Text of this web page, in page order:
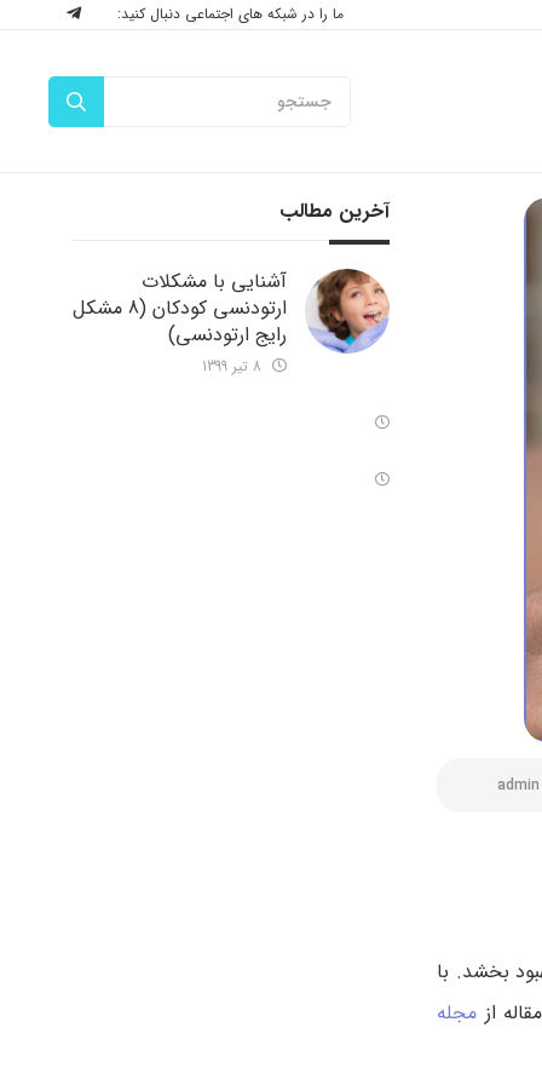
ما را در شبکه های اجتماعی دنبال کنید:
admin
بخشد. با
از مجله
آخرین مطالب
آشنایی با مشکلات
ارتودنسی کودکان (8 مشکل
رایج ارتودنسی)